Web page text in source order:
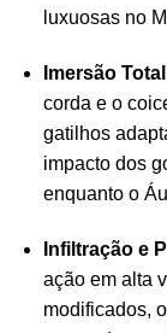
luxuosas no
Imersão
corda e o
gatilhos
impacto dos
enquanto o
Infiltração e
ação em alta
modificados,